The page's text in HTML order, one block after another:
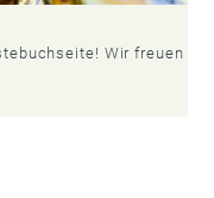
Wir freuen